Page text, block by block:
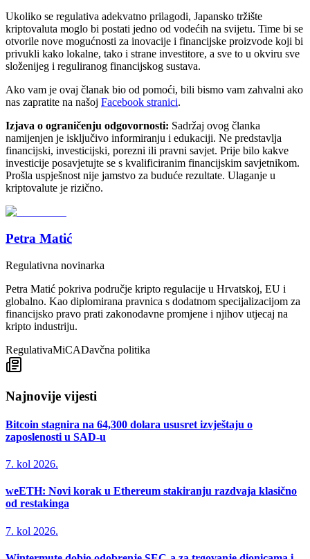
Ukoliko se regulativa adekvatno prilagodi, Japansko tržište
kriptovaluta moglo bi postati jedno od vodećih na svijetu. Time bi se
otvorile nove mogućnosti za inovacije i financijske proizvode koji bi
privukli kako lokalne, tako i strane investitore, a sve to u okviru sve
složenijeg i reguliranog financijskog sustava.
Ako vam je ovaj članak bio od pomoći, bili bismo vam zahvalni ako
nas zapratite na našoj Facebook stranici.
Izjava o ograničenju odgovornosti: Sadržaj ovog članka
namijenjen je isključivo informiranju i edukaciji. Ne predstavlja
financijski, investicijski, porezni ili pravni savjet. Prije bilo kakve
investicije posavjetujte se s kvalificiranim financijskim savjetnikom.
Prošla uspješnost nije jamstvo za buduće rezultate. Ulaganje u
kriptovalute je rizično.
Petra Matić
Regulativna novinarka
Petra Matić pokriva područje kripto regulacije u Hrvatskoj, EU i
globalno. Kao diplomirana pravnica s dodatnom specijalizacijom za
financijsko pravo prati zakonodavne promjene i njihov utjecaj na
kripto industriju.
RegulativaMiCADavčna politika
Najnovije vijesti
Bitcoin stagnira na 64,300 dolara ususret izvještaju o
zaposlenosti u SAD-u
7. kol 2026.
weETH: Novi korak u Ethereum stakiranju razdvaja klasično
od restakinga
7. kol 2026.